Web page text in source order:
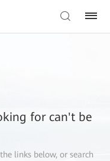
for can't be
links below, or search